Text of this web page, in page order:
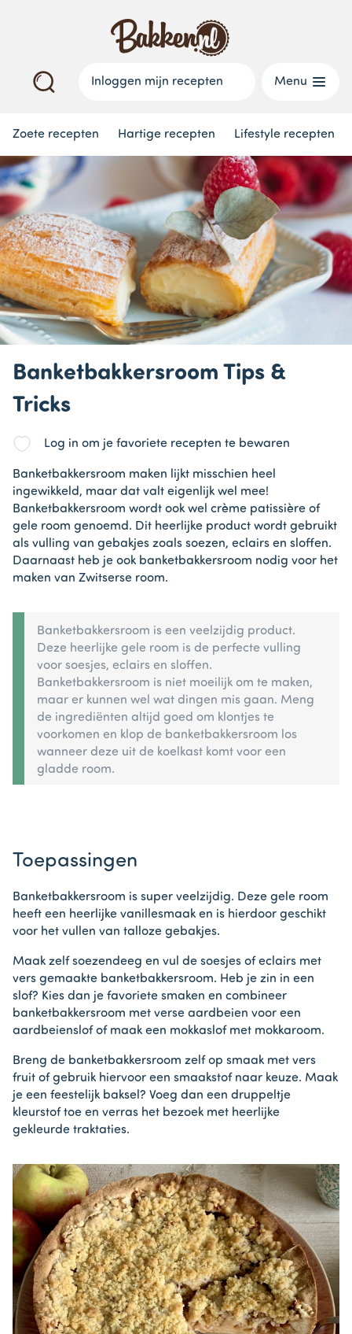
Inloggen mijn recepten Menu
Zoete recepten Hartige recepten Lifestyle recepten
Banketbakkersroom Tips &
Tricks
Log in om je favoriete recepten te bewaren
Banketbakkersroom maken lijkt misschien heel
ingewikkeld, maar dat valt eigenlijk wel mee!
Banketbakkersroom wordt ook wel crème patissière of
gele room genoemd. Dit heerlijke product wordt gebruikt
als vulling van gebakjes zoals soezen, eclairs en sloffen.
Daarnaast heb je ook banketbakkersroom nodig voor het
maken van Zwitserse room.
Banketbakkersroom is een veelzijdig product.
Deze heerlijke gele room is de perfecte vulling
voor soesjes, eclairs en sloffen.
Banketbakkersroom is niet moeilijk om te maken,
maar er kunnen wel wat dingen mis gaan. Meng
de ingrediënten altijd goed om klontjes te
voorkomen en klop de banketbakkersroom los
wanneer deze uit de koelkast komt voor een
gladde room.
Toepassingen
Banketbakkersroom is super veelzijdig. Deze gele room
heeft een heerlijke vanillesmaak en is hierdoor geschikt
voor het vullen van talloze gebakjes.
Maak zelf soezendeeg en vul de soesjes of eclairs met
vers gemaakte banketbakkersroom. Heb je zin in een
slof? Kies dan je favoriete smaken en combineer
banketbakkersroom met verse aardbeien voor een
aardbeienslof of maak een mokkaslof met mokkaroom.
Breng de banketbakkersroom zelf op smaak met vers
fruit of gebruik hiervoor een smaakstof naar keuze. Maak
je een feestelijk baksel? Voeg dan een druppeltje
kleurstof toe en verras het bezoek met heerlijke
gekleurde traktaties.